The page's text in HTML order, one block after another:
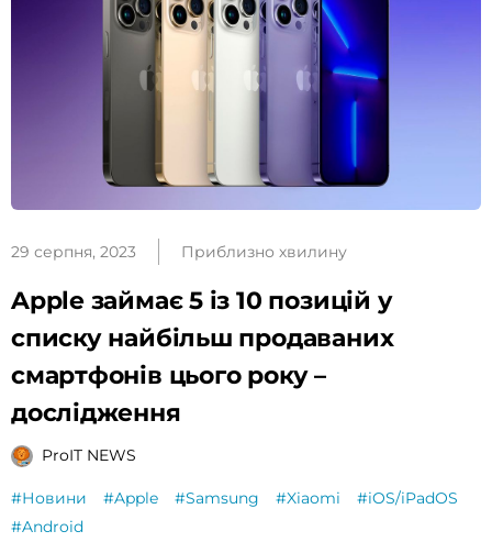
29 серпня, 2023 Приблизно хвилину
Apple займає 5 із 10 позицій у
списку найбільш продаваних
смартфонів цього року –
дослідження
ProIT NEWS
#Новини #Apple #Samsung #Xiaomi
#iOS/iPadOS
#Android